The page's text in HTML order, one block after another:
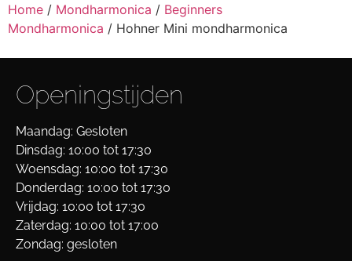
Home / Mondharmonica / Beginners
Mondharmonica / Hohner Mini mondharmonica
Openingstijden
Maandag: Gesloten
Dinsdag: 10:00 tot 17:30
Woensdag: 10:00 tot 17:30
Donderdag: 10:00 tot 17:30
Vrijdag: 10:00 tot 17:30
Zaterdag: 10:00 tot 17:00
Zondag: gesloten